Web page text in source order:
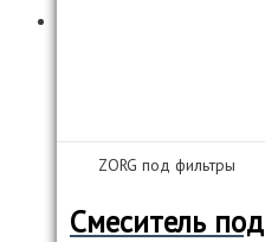
ZORG под фильтры
Смеситель под